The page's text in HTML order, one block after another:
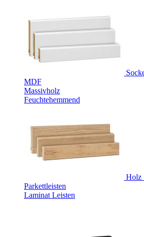
MDF
Massivholz
Feuchtehemmend
Holz
Parkettleisten
Laminat Leisten